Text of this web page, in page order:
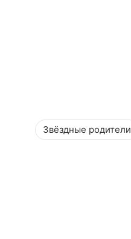
Звёздные родители